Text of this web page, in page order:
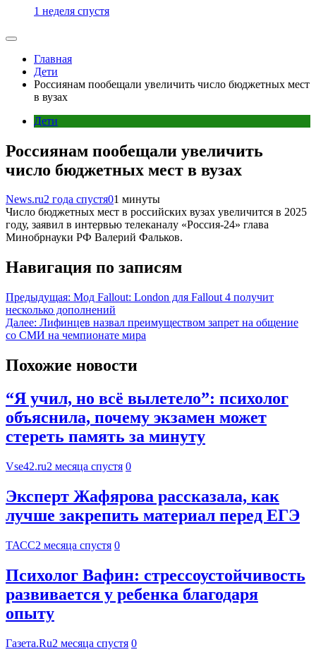
1 неделя спустя
Главная
Дети
Россиянам пообещали увеличить число бюджетных мест
в вузах
Дети
Россиянам пообещали увеличить
число бюджетных мест в вузах
News.ru2 года спустя01 минуты
Число бюджетных мест в российских вузах увеличится в 2025
году, заявил в интервью телеканалу «Россия-24» глава
Минобрнауки РФ Валерий Фальков.
Навигация по записям
Предыдущая: Мод Fallout: London для Fallout 4 получит
несколько дополнений
Далее: Лифинцев назвал преимуществом запрет на общение
со СМИ на чемпионате мира
Похожие новости
“Я учил, но всё вылетело”: психолог
объяснила, почему экзамен может
стереть память за минуту
Vse42.ru2 месяца спустя 0
Эксперт Жафярова рассказала, как
лучше закрепить материал перед ЕГЭ
ТАСС2 месяца спустя 0
Психолог Вафин: стрессоустойчивость
развивается у ребенка благодаря
опыту
Газета.Ru2 месяца спустя 0